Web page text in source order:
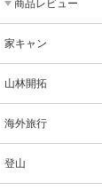
商品レビュー
家キャン
山林開拓
海外旅行
登山